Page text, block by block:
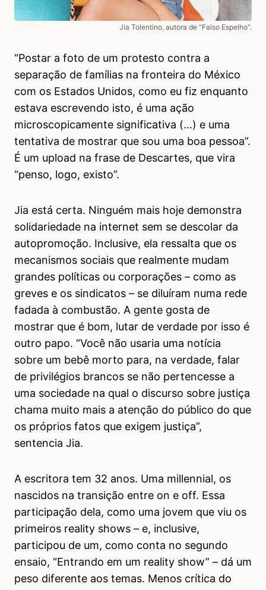
Jia Tolentino, autora de “Falso Espelho”.
“Postar a foto de um protesto contra a
separação de famílias na fronteira do México
com os Estados Unidos, como eu fiz enquanto
estava escrevendo isto, é uma ação
microscopicamente significativa (…) e uma
tentativa de mostrar que sou uma boa pessoa”.
É um upload na frase de Descartes, que vira
“penso, logo, existo”.
Jia está certa. Ninguém mais hoje demonstra
solidariedade na internet sem se descolar da
autopromoção. Inclusive, ela ressalta que os
mecanismos sociais que realmente mudam
grandes políticas ou corporações – como as
greves e os sindicatos – se diluíram numa rede
fadada à combustão. A gente gosta de
mostrar que é bom, lutar de verdade por isso é
outro papo. “Você não usaria uma notícia
sobre um bebê morto para, na verdade, falar
de privilégios brancos se não pertencesse a
uma sociedade na qual o discurso sobre justiça
chama muito mais a atenção do público do que
os próprios fatos que exigem justiça”,
sentencia Jia.
A escritora tem 32 anos. Uma millennial, os
nascidos na transição entre on e off. Essa
participação dela, como uma jovem que viu os
primeiros reality shows – e, inclusive,
participou de um, como conta no segundo
ensaio, “Entrando em um reality show” – dá um
peso diferente aos temas. Menos crítica do